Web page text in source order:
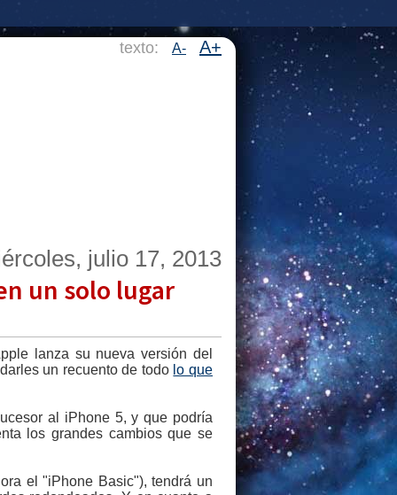
texto: A- A+
julio 17, 2013
un solo lugar
lanza su nueva versión del
un recuento de todo lo que
al iPhone 5, y que podría
los grandes cambios que se
el "iPhone Basic"), tendrá un